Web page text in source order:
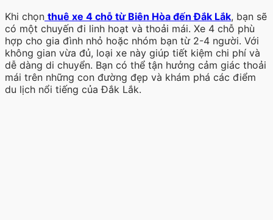
Khi chọn thuê xe 4 chỗ từ Biên Hòa đến Đắk Lắk, bạn sẽ
có một chuyến đi linh hoạt và thoải mái. Xe 4 chỗ phù
hợp cho gia đình nhỏ hoặc nhóm bạn từ 2-4 người. Với
không gian vừa đủ, loại xe này giúp tiết kiệm chi phí và
dễ dàng di chuyển. Bạn có thể tận hưởng cảm giác thoải
mái trên những con đường đẹp và khám phá các điểm
du lịch nổi tiếng của Đắk Lắk.